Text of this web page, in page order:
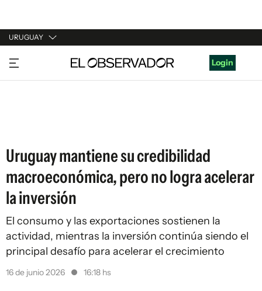
URUGUAY
URUGUAY
ARGENTINA
Login
Uruguay mantiene su credibilidad
macroeconómica, pero no logra acelerar
la inversión
El consumo y las exportaciones sostienen la
actividad, mientras la inversión continúa siendo el
principal desafío para acelerar el crecimiento
16 de junio 2026 16:18 hs